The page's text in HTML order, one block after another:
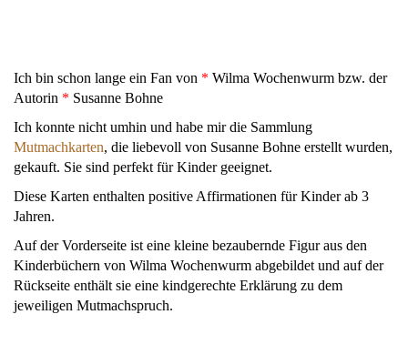
Ich bin schon lange ein Fan von * Wilma Wochenwurm bzw. der
Autorin * Susanne Bohne
Ich konnte nicht umhin und habe mir die Sammlung
Mutmachkarten, die liebevoll von Susanne Bohne erstellt wurden,
gekauft. Sie sind perfekt für Kinder geeignet.
Diese Karten enthalten positive Affirmationen für Kinder ab 3
Jahren.
Auf der Vorderseite ist eine kleine bezaubernde Figur aus den
Kinderbüchern von Wilma Wochenwurm abgebildet und auf der
Rückseite enthält sie eine kindgerechte Erklärung zu dem
jeweiligen Mutmachspruch.